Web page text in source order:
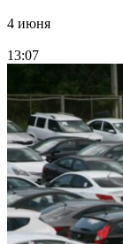
4 июня
13:07